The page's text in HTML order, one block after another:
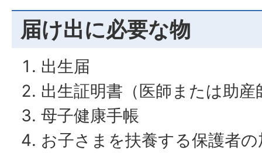
届け出に必要な物
出生届
出生証明書（医師または助
母子健康手帳
お子さまを扶養する保護者